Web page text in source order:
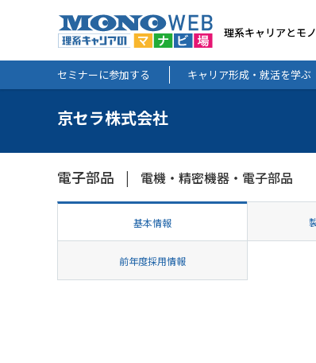
理系キャリアとモ
セミナーに参加する キャリア形成・就活を学ぶ
京セラ株式会社
電子部品 電機・精密機器・電子部品
基本情報
前年度採用情報